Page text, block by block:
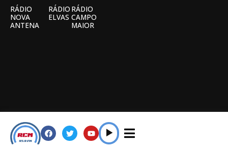
RÁDIO
NOVA
ANTENA
RÁDIO
ELVAS
RÁDIO
CAMPO
MAIOR